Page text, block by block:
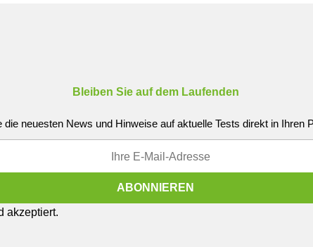
Bleiben Sie auf dem Laufenden
die neuesten News und Hinweise auf aktuelle Tests direkt in Ihren
akzeptiert.